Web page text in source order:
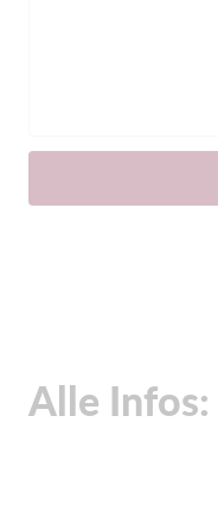
Alle Infos: